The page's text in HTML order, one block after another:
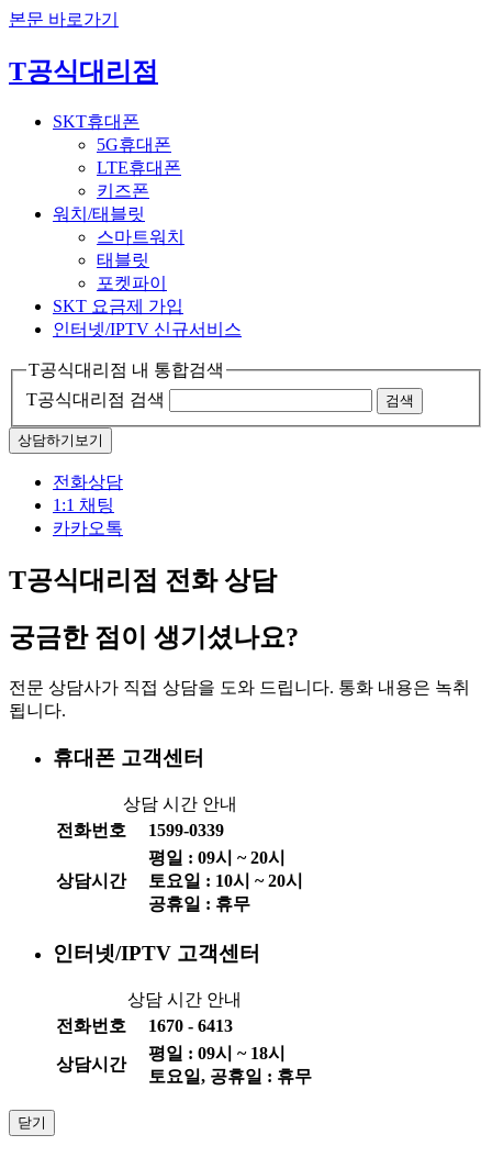
본문 바로가기
T공식대리점
SKT휴대폰
5G휴대폰
LTE휴대폰
키즈폰
워치/태블릿
스마트워치
태블릿
포켓파이
SKT 요금제 가입
인터넷/IPTV 신규서비스
T공식대리점 내 통합검색
T공식대리점 검색
검색
상담하기 보기
전화상담
1:1 채팅
카카오톡
T공식대리점 전화 상담
궁금한 점이 생기셨나요?
전문 상담사가 직접 상담을 도와 드립니다. 통화 내용은 녹취
됩니다.
휴대폰 고객센터
상담 시간 안내
전화번호
1599-0339
상담시간
평일 : 09시 ~20시
토요일 : 10시 ~20시
공휴일 : 휴무
인터넷/IPTV 고객센터
상담 시간 안내
전화번호
1670 - 6413
상담시간
평일 : 09시 ~ 18시
토요일, 공휴일 : 휴무
닫기